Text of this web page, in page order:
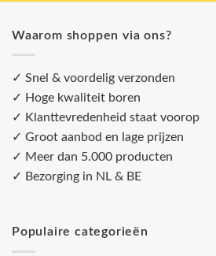
Waarom shoppen via ons?
✓ Snel & voordelig verzonden
✓ Hoge kwaliteit boren
✓ Klanttevredenheid staat voorop
✓ Groot aanbod en lage prijzen
✓ Meer dan 5.000 producten
✓ Bezorging in NL & BE
Populaire categorieën